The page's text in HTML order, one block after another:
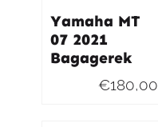
Yamaha MT
07 2021
Bagagerek
€180,00